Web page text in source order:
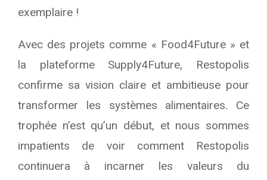
exemplaire !
Avec des projets comme « Food4Future » et
la plateforme Supply4Future, Restopolis
confirme sa vision claire et ambitieuse pour
transformer les systèmes alimentaires. Ce
trophée n’est qu’un début, et nous sommes
impatients de voir comment Restopolis
continuera à incarner les valeurs du